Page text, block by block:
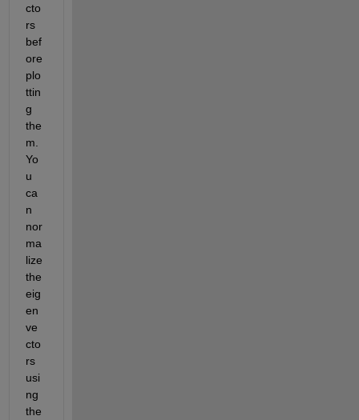
cto
rs
bef
ore
plo
ttin
g
the
m.
Yo
u
ca
n
nor
ma
lize
the
eig
en
ve
cto
rs
usi
ng